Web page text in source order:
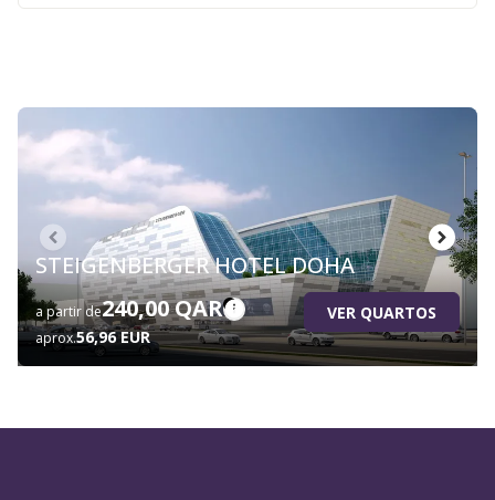
Diapositivo 1 de 2
STEIGENBERGER HOTEL DOHA
a partir de240,00 QAR
aprox.56,96 EUR
VER QUARTOS